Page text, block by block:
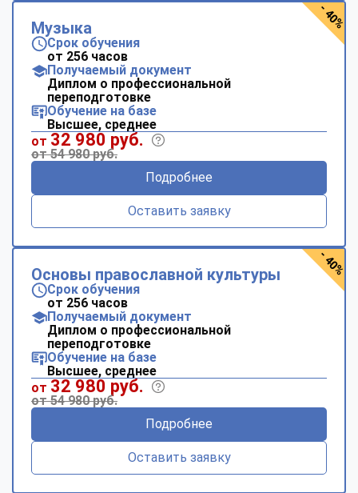
Музыка
Срок обучения
от 256 часов
Получаемый документ
Диплом о профессиональной
переподготовке
Обучение на базе
Высшее, среднее
от 32 980 руб.
от 54 980 руб.
Подробнее
Оставить заявку
- 40%
Основы православной культуры
Срок обучения
от 256 часов
Получаемый документ
Диплом о профессиональной
переподготовке
Обучение на базе
Высшее, среднее
от 32 980 руб.
от 54 980 руб.
Подробнее
Оставить заявку
- 40%